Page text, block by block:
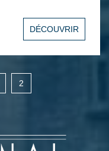
dont une suite
également un
studio de 20 m²
réversible,
de 616 m² avec
DÉCOUVRIR
2